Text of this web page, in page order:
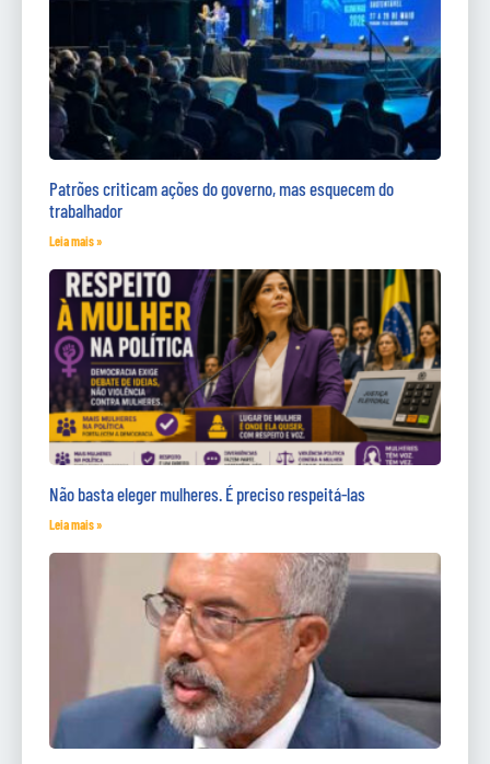
Patrões criticam ações do governo, mas esquecem do
trabalhador
Leia mais »
Não basta eleger mulheres. É preciso respeitá-las
Leia mais »